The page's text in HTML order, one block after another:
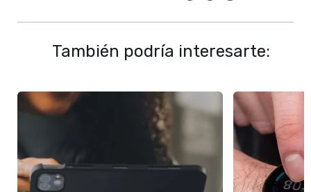
También podría interesarte: